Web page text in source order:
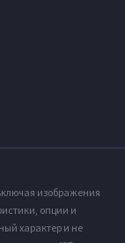
изображения
опции и
характер и не